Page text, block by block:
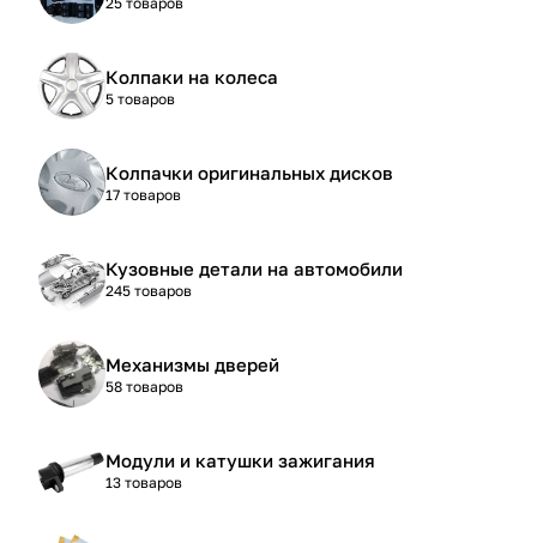
Колпаки на колеса
5 товаров
Колпачки оригинальных дисков
17 товаров
Кузовные детали на автомобили
245 товаров
Механизмы дверей
58 товаров
Модули и катушки зажигания
13 товаров